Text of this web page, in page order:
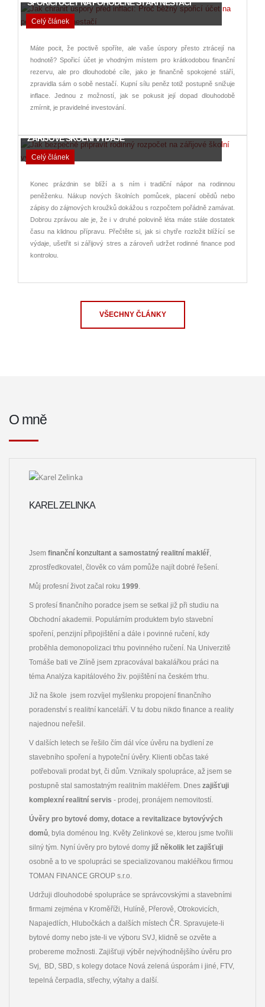
SPOŘICÍ ÚČET NA POHODLNÉ STÁŘÍ NESTAČÍ
Celý článek
Máte pocit, že poctivě spoříte, ale vaše úspory přesto ztrácejí na
hodnotě? Spořicí účet je vhodným místem pro krátkodobou finanční
rezervu, ale pro dlouhodobé cíle, jako je finančně spokojené stáří,
zpravidla sám o sobě nestačí. Kupní sílu peněz totiž postupně snižuje
inflace. Jednou z možností, jak se pokusit její dopad dlouhodobě
zmírnit, je pravidelné investování.
ZÁŘIJOVÉ ŠKOLNÍ VÝDAJE
Celý článek
Konec prázdnin se blíží a s ním i tradiční nápor na rodinnou
peněženku. Nákup nových školních pomůcek, placení obědů nebo
zápisy do zájmových kroužků dokážou s rozpočtem pořádně zamávat.
Dobrou zprávou ale je, že i v druhé polovině léta máte stále dostatek
času na klidnou přípravu. Přečtěte si, jak si chytře rozložit blížící se
výdaje, ušetřit si zářijový stres a zároveň udržet rodinné finance pod
kontrolou.
VŠECHNY ČLÁNKY
O mně
KAREL ZELINKA
Jsem finanční konzultant a samostatný realitní makléř
zprostředkovatel, člověk co vám pomůže najít dobré řešení.
Můj profesní život začal roku 1999
S profesí finančního poradce jsem se setkal již při studiu na
Obchodní akademii. Populárním produktem bylo stavební
spoření, penzijní připojištění a dále i povinné ručení, kdy
proběhla demonopolizaci trhu povinného ručení. Na Univerzitě
Tomáše bati ve Zlíně jsem zpracovával bakalářkou práci na
téma Analýza kapitálového živ. pojištění na českém trhu.
Již na škole jsem rozvíjel myšlenku propojení finančního
poradenství s realitní kanceláří. V tu dobu nikdo finance a reality
najednou neřešil.
V dalších letech se řešilo čím dál více úvěru na bydlení ze
stavebního spoření a hypoteční úvěry. Klienti občas také
potřebovali prodat byt, či dům. Vznikaly spolupráce, až jsem se
postupně stal samostatným realitním makléřem. Dnes zajišťuji
komplexní realitní servis - prodej, pronájem nemovitostí.
Úvěry pro bytové domy, dotace a revitalizace bytovývých
domů , byla doménou Ing. Květy Zelinkové se, kterou jsme tvořili
silný tým. Nyní úvěry pro bytové domy již několik let zajišťuji
osobně a to ve spolupráci se specializovanou makléřkou firmou
TOMAN FINANCE GROUP s.r.o.
Udržuji dlouhodobé spolupráce se správcovskými a stavebními
firmami zejména v Kroměříži, Hulíně, Přerově, Otrokovicích,
Napajedlích, Hlubočkách a dalších místech ČR. Spravujete-li
bytové domy nebo jste-li ve výboru SVJ, klidně se ozvěte a
probereme možnosti. Zajišťuji výběr nejvýhodnějšího úvěru pro
Svj, BD, SBD, s kolegy dotace Nová zelená úsporám i jiné, FTV,
tepelná čerpadla, střechy, výtahy a další.